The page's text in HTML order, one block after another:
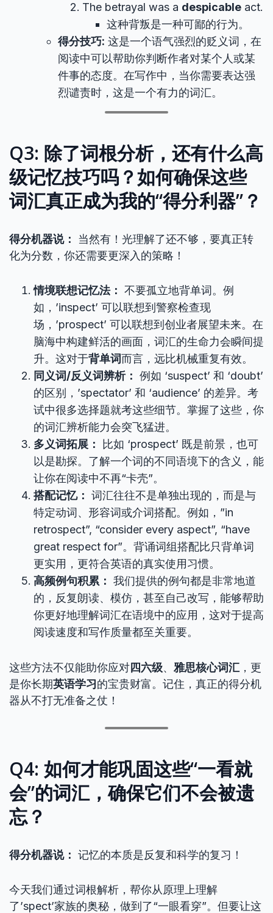
The betrayal was a despicable act.
这种背叛是一种可鄙的行为。
得分技巧: 这是一个语气强烈的贬义词，在
阅读中可以帮助你判断作者对某个人或某
件事的态度。在写作中，当你需要表达强
烈谴责时，这是一个有力的词汇。
Q3: 除了词根分析，还有什么高
级记忆技巧吗？如何确保这些
词汇真正成为我的“得分利器”？
得分机器说：
当然有！光理解了还不够，要真正转
化为分数，你还需要更深入的策略！
情境联想记忆法： 不要孤立地背单词。例
如，’inspect’ 可以联想到警察检查现
场，’prospect’ 可以联想到创业者展望未来。在
脑海中构建鲜活的画面，词汇的生命力会瞬间提
升。这对于背单词而言，远比机械重复有效。
同义词/反义词辨析： 例如 ‘suspect’ 和 ‘doubt’
的区别，’spectator’ 和 ‘audience’ 的差异。考
试中很多选择题就考这些细节。掌握了这些，你
的词汇辨析能力会突飞猛进。
多义词拓展：
比如 ‘prospect’ 既是前景，也可
以是勘探。了解一个词的不同语境下的含义，能
让你在阅读中不再“卡壳”。
搭配记忆： 词汇往往不是单独出现的，而是与
特定动词、形容词或介词搭配。例如，”in
retrospect”, “consider every aspect”, “have
great respect for”。背诵词组搭配比只背单词
更实用，更符合英语的真实使用习惯。
高频例句积累： 我们提供的例句都是非常地道
的，反复朗读、模仿，甚至自己改写，能够帮助
你更好地理解词汇在语境中的应用，这对于提高
阅读速度和写作质量都至关重要。
这些方法不仅能助你应对四六级、 雅思核心词汇 ，更
是你长期英语学习的宝贵财富。记住，真正的得分机
器从不打无准备之仗！
Q4: 如何才能巩固这些“一看就
会”的词汇，确保它们不会被遗
忘？
得分机器说： 记忆的本质是反复和科学的复习！
今天我们通过词根解析，帮你从原理上理解
了’spect’家族的奥秘，做到了“一眼看穿”。但要让这